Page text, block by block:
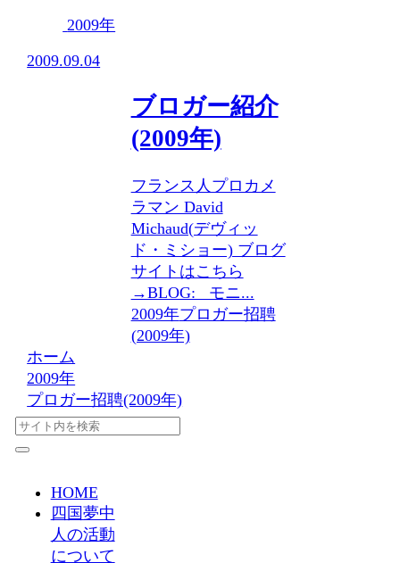
2009年
2009.09.04
ブロガー紹介
(2009年)
フランス人プロカメ
ラマン David
Michaud(デヴィッ
ド・ミショー) ブログ
サイトはこちら
→BLOG: モニ...
2009年プロガー招聘
(2009年)
ホーム
2009年
プロガー招聘(2009年)
HOME
四国夢中
人の活動
について